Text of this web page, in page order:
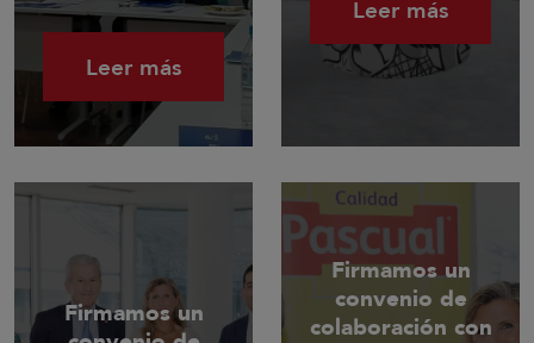
Leer más
Leer más
Firmamos un
Firmamos un
convenio de
colaboración con